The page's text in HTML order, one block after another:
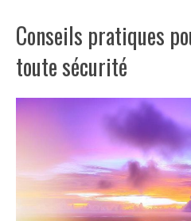
Conseils pratiques
toute sécurité